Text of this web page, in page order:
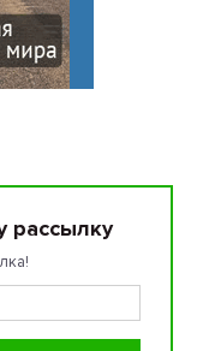
рассылку